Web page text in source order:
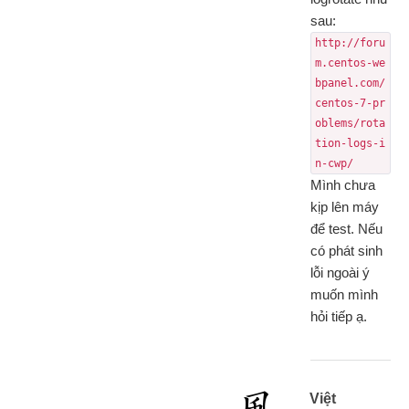
sau:
http://foru
m.centos-we
bpanel.com/
centos-7-pr
oblems/rota
tion-logs-i
n-cwp/
Mình chưa
kịp lên máy
để test. Nếu
có phát sinh
lỗi ngoài ý
muốn mình
hỏi tiếp ạ.
Việt